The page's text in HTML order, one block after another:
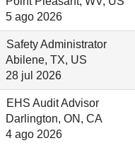
5 ago 2026
Safety Administrator
Abilene, TX, US
28 jul 2026
EHS Audit Advisor
Darlington, ON, CA
4 ago 2026